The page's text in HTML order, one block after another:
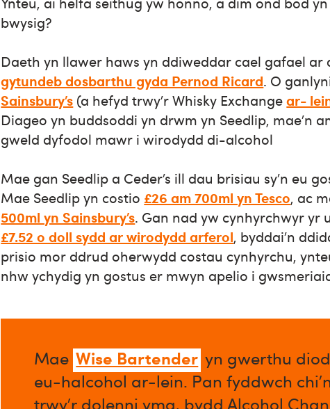
bwysig?
Daeth yn llawer haws yn ddiweddar cael gafael ar
gytundeb dosbarthu gyda Pernod Ricard. O
Sainsbury’s (a hefyd trwy’r Whisky Exchangear-
Diageo yn buddsoddi yn drwm yn Seedlip, mae’n
gweld dyfodol mawr i wirodydd di-alcohol
Mae gan Seedlip a Ceder’s ill dau brisiau sy’n eu
Mae Seedlip yn costio £26 am 700ml yn Tesco, ac
500ml yn Sainsbury’s. Gan nad yw cynhyrchwyr yr
£7.52 o doll sydd ar wirodydd arferol, byddai’n
prisio mor ddrud oherwydd costau cynhyrchu,
nhw ychydig yn gostus er mwyn apelio i
Mae Wise Bartender yn gwerthu
eu-halcohol ar-lein. Pan fyddwch
trwy’r dolenni yma, bydd Alcohol